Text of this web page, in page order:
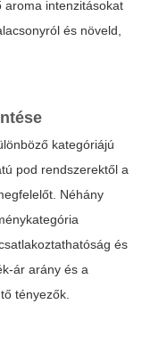
aroma intenzitásokat
és növeld,
kategóriájú
pod rendszerektől a
Néhány
és
ár arány és a
tényezők.